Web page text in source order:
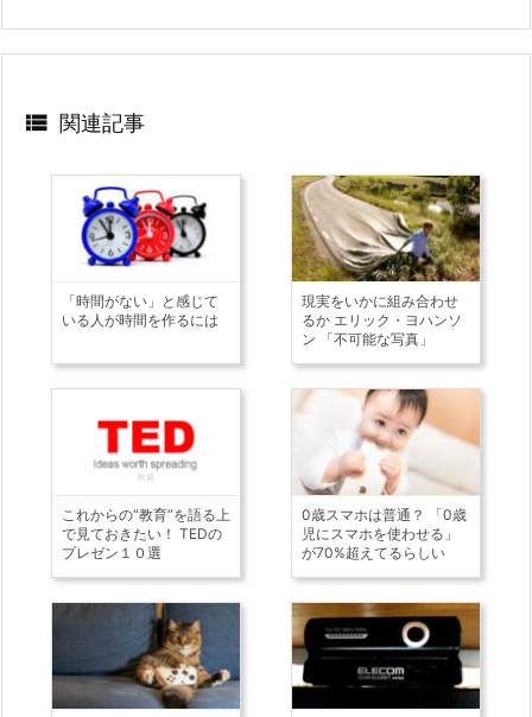
 関連記事
「時間がない」と感じて
いる人が時間を作るには
現実をいかに組み合わせ
るか エリック・ヨハンソ
ン 「不可能な写真」
これからの“教育”を語る上
で見ておきたい！ TEDの
プレゼン１０選
0歳スマホは普通？ 「0歳
児にスマホを使わせる」
が70%超えてるらしい